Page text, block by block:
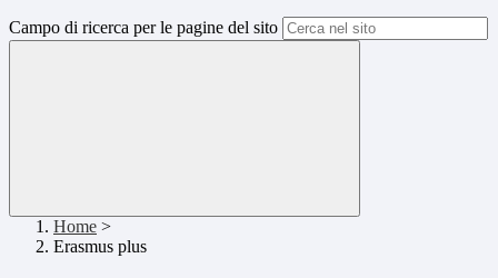
Campo di ricerca per le pagine del sito
Home >
Erasmus plus